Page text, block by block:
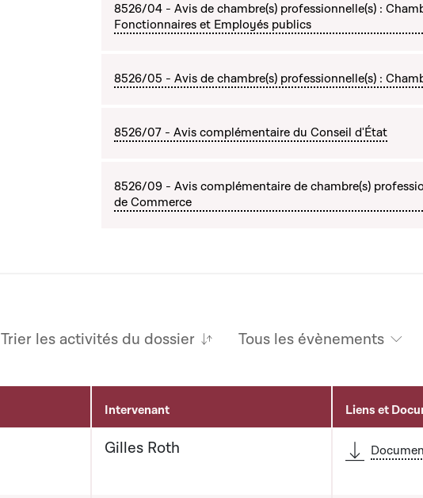
8526/04 - Avis de chambre(s) professionnelle(s) :
Fonctionnaires et Employés publics
8526/05 - Avis de chambre(s) professionnelle(s) :
8526/07 - Avis complémentaire du Conseil d'État
8526/09 - Avis complémentaire de chambre(s)
de Commerce
Trier les activités du dossier Tous les évènements
Intervenant Liens et
Gilles Roth